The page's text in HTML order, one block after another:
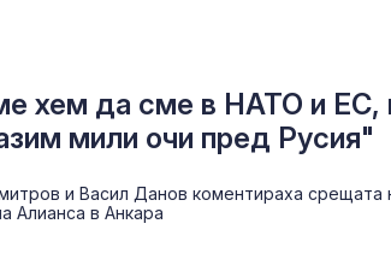
хем да сме в НАТО и ЕС,
мили очи пред Русия"
и Васил Данов коментираха срещата
Алианса в Анкара